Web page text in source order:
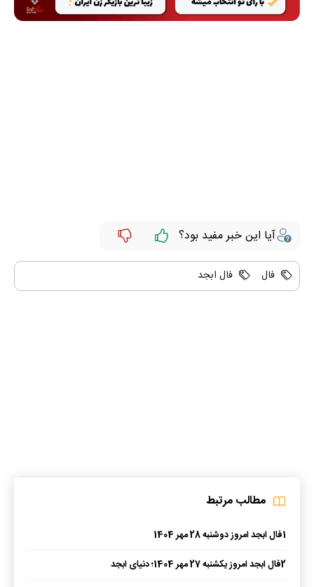
آیا این خبر مفید بود؟
فال فال ابجد
مطالب مرتبط
1فال ابجد امروز دوشنبه 28 مهر 1404
2فال ابجد امروز یکشنبه 27 مهر 1404؛ دنیای ابجد